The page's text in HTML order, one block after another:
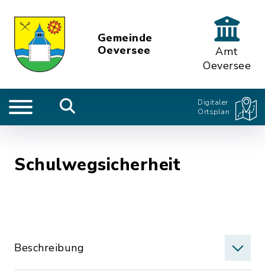
Gemeinde
Oeversee
Amt
Oeversee
Digitaler
Ortsplan
Schulwegsicherheit
Beschreibung